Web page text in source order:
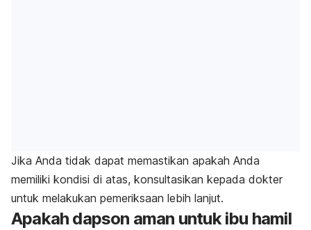
Jika Anda tidak dapat memastikan apakah Anda
memiliki kondisi di atas, konsultasikan kepada dokter
untuk melakukan pemeriksaan lebih lanjut.
Apakah dapson aman untuk ibu hamil